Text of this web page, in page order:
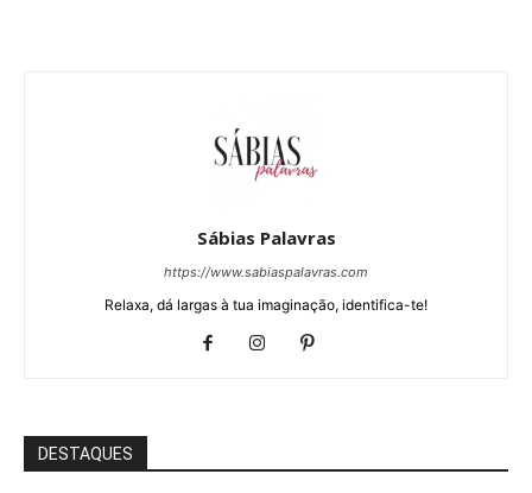
Sábias Palavras
https://www.sabiaspalavras.com
Relaxa, dá largas à tua imaginação, identifica-te!
DESTAQUES